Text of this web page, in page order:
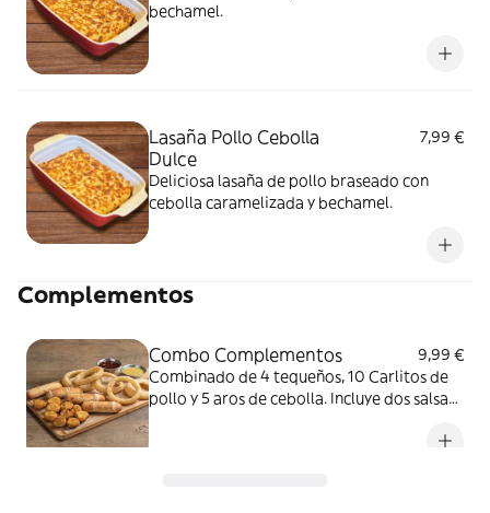
bechamel.
Lasaña Pollo Cebolla
Dulce
7,99 €
Deliciosa lasaña de pollo braseado con
cebolla caramelizada y bechamel.
Complementos
Combo Complementos
9,99 €
Combinado de 4 tequeños, 10 Carlitos de
pollo y 5 aros de cebolla. Incluye dos salsas